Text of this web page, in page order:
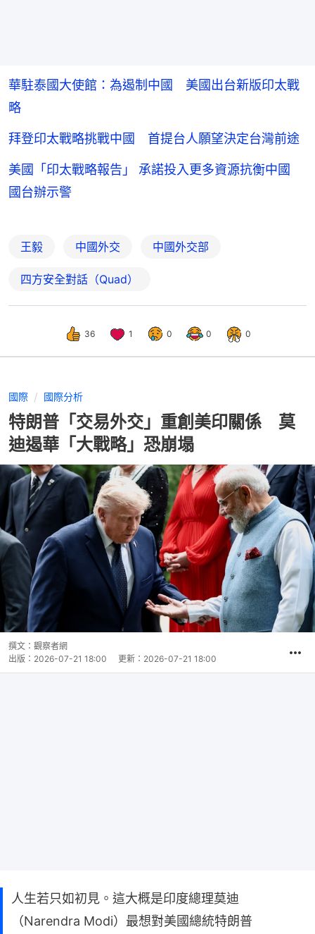
華駐泰國大使館：為遏制中國 美國出台新版印太戰
略
拜登印太戰略挑戰中國 首提台人願望決定台灣前途
美國「印太戰略報告」 承諾投入更多資源抗衡中國
國台辦示警
王毅 中國外交 中國外交部
四方安全對話（Quad）
36 1 0 0 0
國際 國際分析
特朗普「交易外交」重創美印關係 莫
迪遏華「大戰略」恐崩塌
撰文： 觀察者網
出版： 2026-07-21 18:00 更新： 2026-07-21 18:00
人生若只如初見。這大概是印度總理莫迪
（Narendra Modi）最想對美國總統特朗普